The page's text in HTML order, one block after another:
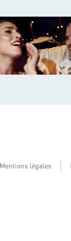
Mentions légales